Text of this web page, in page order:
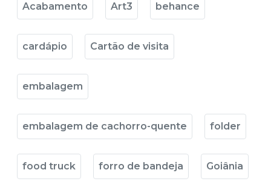
Acabamento Art3 behance
cardápio Cartão de visita
embalagem
embalagem de cachorro-quente folder
food truck forro de bandeja Goiânia